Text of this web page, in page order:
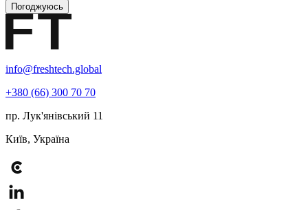
Погоджуюсь
info@freshtech.global
+380 (66) 300 70 70
пр. Лук'янівський 11
Київ, Україна